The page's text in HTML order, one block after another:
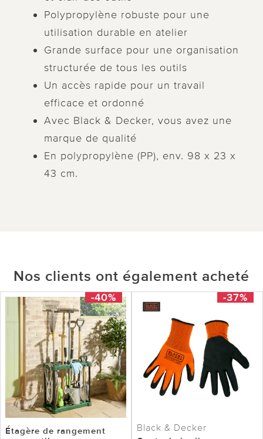
Polypropylène robuste pour une
utilisation durable en atelier
Grande surface pour une organisation
structurée de tous les outils
Un accès rapide pour un travail
efficace et ordonné
Avec Black & Decker, vous avez une
marque de qualité
En polypropylène (PP), env. 98 x 23 x
43 cm.
Nos clients ont également acheté
-40%
Étagère de rangement
-37%
Black & Decker